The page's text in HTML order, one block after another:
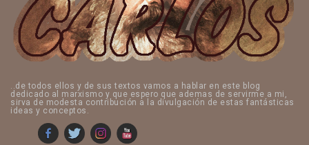
..de todos ellos y de sus textos vamos a hablar en este blog
dedicado al marxismo y que espero que ademas de servirme a mi,
sirva de modesta contribución a la divulgación de estas fantásticas
ideas y conceptos.